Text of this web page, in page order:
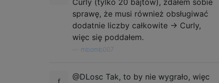
Curly (tylko 20 bajtów), zdałem sobie
sprawę, że musi również obsługiwać
dodatnie liczby całkowite -> Curly,
więc się poddałem.
mbomb007
@DLosc Tak, to by nie wygrało, więc